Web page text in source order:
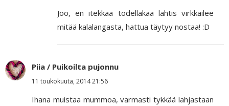
Joo, en itekkää todellakaa lähtis virkkailee
mitää kalalangasta, hattua täytyy nostaa! :D
Piia / Puikoilta pujonnu
11 toukokuuta, 2014 21:56
Ihana muistaa mummoa, varmasti tykkää lahjastaan